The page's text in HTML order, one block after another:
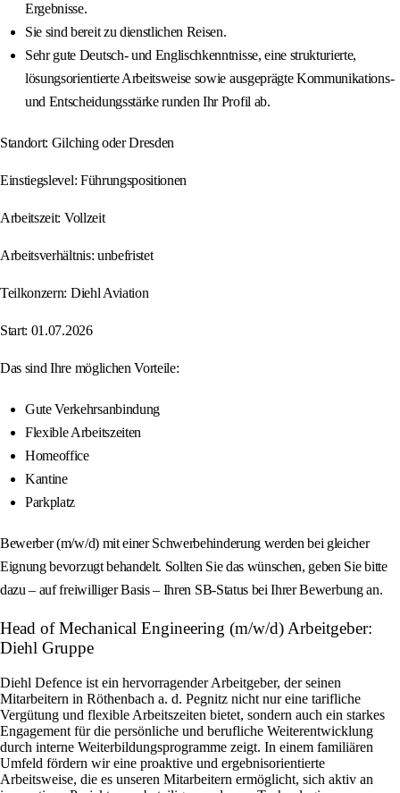
Ergebnisse.
Sie sind bereit zu dienstlichen Reisen.
Sehr gute Deutsch‑ und Englischkenntnisse, eine strukturierte,
lösungsorientierte Arbeitsweise sowie ausgeprägte Kommunikations‑
und Entscheidungsstärke runden Ihr Profil ab.
Standort: Gilching oder Dresden
Einstiegslevel: Führungspositionen
Arbeitszeit: Vollzeit
Arbeitsverhältnis: unbefristet
Teilkonzern: Diehl Aviation
Start: 01.07.2026
Das sind Ihre möglichen Vorteile:
Gute Verkehrsanbindung
Flexible Arbeitszeiten
Homeoffice
Kantine
Parkplatz
Bewerber (m/w/d) mit einer Schwerbehinderung werden bei gleicher
Eignung bevorzugt behandelt. Sollten Sie das wünschen, geben Sie bitte
dazu – auf freiwilliger Basis – Ihren SB-Status bei Ihrer Bewerbung an.
Head of Mechanical Engineering (m/w/d) Arbeitgeber:
Diehl Gruppe
Diehl Defence ist ein hervorragender Arbeitgeber, der seinen
Mitarbeitern in Röthenbach a. d. Pegnitz nicht nur eine tarifliche
Vergütung und flexible Arbeitszeiten bietet, sondern auch ein starkes
Engagement für die persönliche und berufliche Weiterentwicklung
durch interne Weiterbildungsprogramme zeigt. In einem familiären
Umfeld fördern wir eine proaktive und ergebnisorientierte
Arbeitsweise, die es unseren Mitarbeitern ermöglicht, sich aktiv an